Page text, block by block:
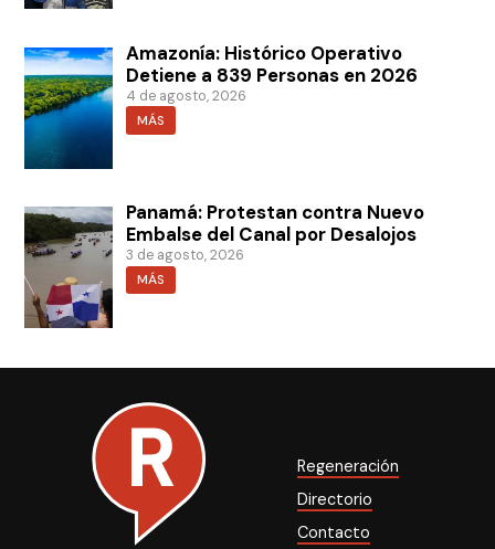
Amazonía: Histórico Operativo
Detiene a 839 Personas en 2026
4 de agosto, 2026
MÁS
Panamá: Protestan contra Nuevo
Embalse del Canal por Desalojos
3 de agosto, 2026
MÁS
Regeneración
Directorio
Contacto